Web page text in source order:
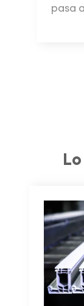
pasa